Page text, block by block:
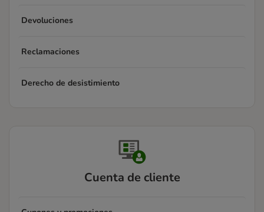
Devoluciones
Reclamaciones
Derecho de desistimiento
Cuenta de cliente